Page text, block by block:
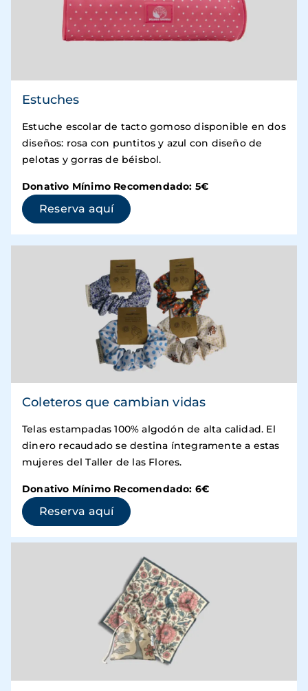
Estuches
Estuche escolar de tacto gomoso disponible en dos
diseños: rosa con puntitos y azul con diseño de
pelotas y gorras de béisbol.
Donativo Mínimo Recomendado: 5€
Reserva aquí(se abre en una ventana nueva)
Coleteros que cambian vidas
Telas estampadas 100% algodón de alta calidad. El
dinero recaudado se destina íntegramente a estas
mujeres del Taller de las Flores.
Donativo Mínimo Recomendado: 6€
Reserva aquí(se abre en una ventana nueva)